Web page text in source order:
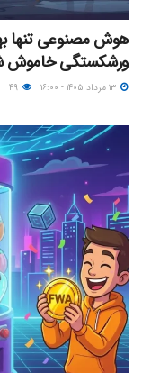
هوش مصنوعی تنها
ورشکستگی خاموش